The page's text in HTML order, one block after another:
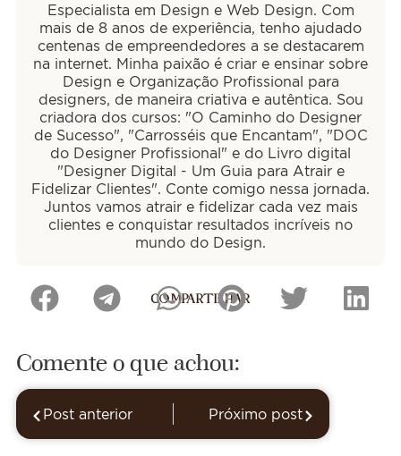
Especialista em Design e Web Design. Com
mais de 8 anos de experiência, tenho ajudado
centenas de empreendedores a se destacarem
na internet. Minha paixão é criar e ensinar sobre
Design e Organização Profissional para
designers, de maneira criativa e autêntica. Sou
criadora dos cursos: "O Caminho do Designer
de Sucesso", "Carrosséis que Encantam", "DOC
do Designer Profissional" e do Livro digital
"Designer Digital - Um Guia para Atrair e
Fidelizar Clientes". Conte comigo nessa jornada.
Juntos vamos atrair e fidelizar cada vez mais
clientes e conquistar resultados incríveis no
mundo do Design.
COMPARTILHAR
Comente o que achou:
Post anterior Próximo post